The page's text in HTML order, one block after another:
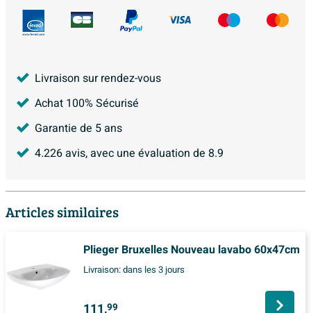
Livraison sur rendez-vous
Achat 100% Sécurisé
Garantie de 5 ans
4.226avis, avec une évaluation de 8.9
Articles similaires
Plieger Bruxelles Nouveau lavabo 60x47cm
Livraison:dans les 3 jours
111,99